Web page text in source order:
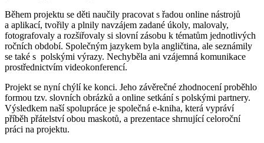
Během projektu se děti naučily pracovat s řadou online nástrojů
a aplikací, tvořily a plnily navzájem zadané úkoly, malovaly,
fotografovaly a rozšiřovaly si slovní zásobu k tématům jednotlivých
ročních období. Společným jazykem byla angličtina, ale seznámily
se také s polskými výrazy. Nechyběla ani vzájemná komunikace
prostřednictvím videokonferencí.
Projekt se nyní chýlí ke konci. Jeho závěrečné zhodnocení proběhlo
formou tzv. slovních obrázků a online setkání s polskými partnery.
Výsledkem naší spolupráce je společná e-kniha, která vypráví
příběh přátelství obou maskotů, a prezentace shrnující celoroční
práci na projektu.